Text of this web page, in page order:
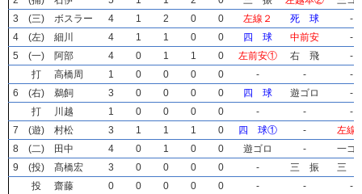
3
(三) ボスラー 4 1 2 0 0 左線２ 死 球
-
4
(左) 細川 4 1 1 0 0 四 球 中前安
-
5
(一) 阿部 4 0 1 1 0 左前安① 右 飛
-
打
高橋周 1 0 0 0 0 - -
-
6
(右) 鵜飼 3 0 0 0 0 四 球 遊ゴロ
-
打
川越 1 0 0 0 0 - -
-
7
(遊) 村松 3 1 1 1 0 四 球① -
左線
8
(二) 田中 4 0 1 0 0 遊ゴロ -
一ゴ
9
(投) 髙橋宏 3 0 0 0 0 - 三 振
三
投
齋藤 0 0 0 0 0 - -
-
3
(三) ボスラー 4 1 2 0 0 左線２ 死 球
-
4
(左) 細川 4 1 1 0 0 四 球 中前安
-
5
(一) 阿部 4 0 1 1 0 左前安① 右 飛
-
打
高橋周 1 0 0 0 0 - -
-
6
(右) 鵜飼 3 0 0 0 0 四 球 遊ゴロ
-
打
川越 1 0 0 0 0 - -
-
7
(遊) 村松 3 1 1 1 0 四 球① -
左線
8
(二) 田中 4 0 1 0 0 遊ゴロ -
一ゴ
9
(投) 髙橋宏 3 0 0 0 0 - 三 振
三
投
齋藤 0 0 0 0 0 - -
-
3
(三) ボスラー 4 1 2 0 0 左線２ 死 球
-
4
(左) 細川 4 1 1 0 0 四 球 中前安
-
5
(一) 阿部 4 0 1 1 0 左前安① 右 飛
-
打
高橋周 1 0 0 0 0 - -
-
6
(右) 鵜飼 3 0 0 0 0 四 球 遊ゴロ
-
打
川越 1 0 0 0 0 - -
-
7
(遊) 村松 3 1 1 1 0 四 球① -
左線
8
(二) 田中 4 0 1 0 0 遊ゴロ -
一ゴ
9
(投) 髙橋宏 3 0 0 0 0 - 三 振
三
投
齋藤 0 0 0 0 0 - -
-
3
(三) ボスラー 4 1 2 0 0 左線２ 死 球
-
4
(左) 細川 4 1 1 0 0 四 球 中前安
-
5
(一) 阿部 4 0 1 1 0 左前安① 右 飛
-
打
高橋周 1 0 0 0 0 - -
-
6
(右) 鵜飼 3 0 0 0 0 四 球 遊ゴロ
-
打
川越 1 0 0 0 0 - -
-
7
(遊) 村松 3 1 1 1 0 四 球① -
左線
8
(二) 田中 4 0 1 0 0 遊ゴロ -
一ゴ
9
(投) 髙橋宏 3 0 0 0 0 - 三 振
三
投
齋藤 0 0 0 0 0 - -
-